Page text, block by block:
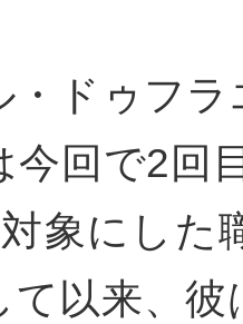
・ドゥフ
今回で2回
象にした
て以来、